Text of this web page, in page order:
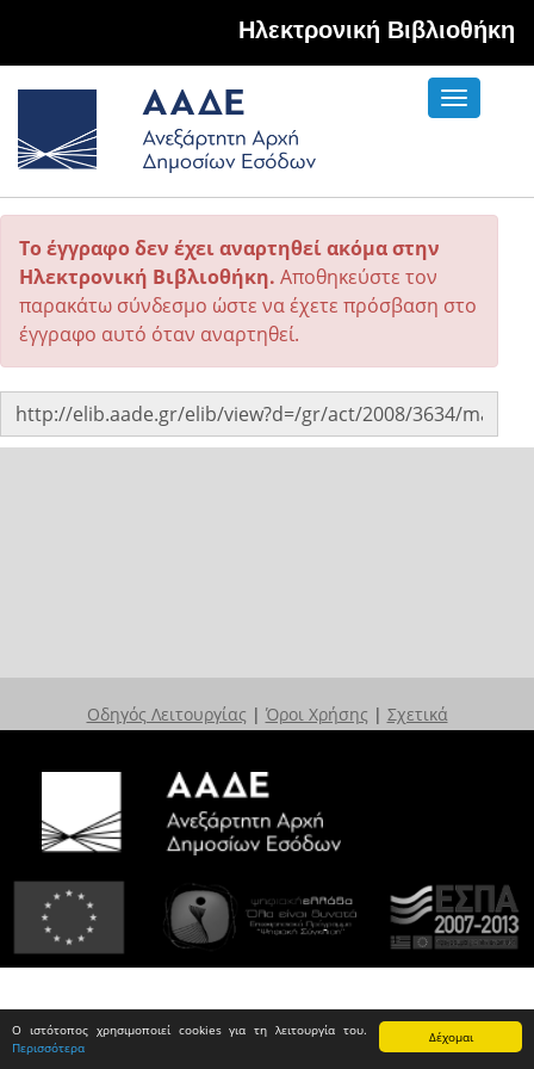
Δέχομαι
Ο ιστότοπος χρησιμοποιεί cookies για τη λειτουργία του.
Περισσότερα
Hλεκτρονική Βιβλιοθήκη
Toggle
Το έγγραφο δεν έχει αναρτηθεί ακόμα στην
Ηλεκτρονική Βιβλιοθήκη. Αποθηκεύστε τον
παρακάτω σύνδεσμο ώστε να έχετε πρόσβαση στο
έγγραφο αυτό όταν αναρτηθεί.
Οδηγός Λειτουργίας | Όροι Χρήσης | Σχετικά